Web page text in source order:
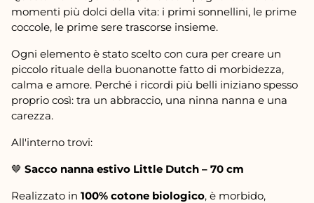
momenti più dolci della vita: i primi sonnellini, le prime
coccole, le prime sere trascorse insieme.
Ogni elemento è stato scelto con cura per creare un
piccolo rituale della buonanotte fatto di morbidezza,
calma e amore. Perché i ricordi più belli iniziano spesso
proprio così: tra un abbraccio, una ninna nanna e una
carezza.
All'interno trovi:
🤎 Sacco nanna estivo Little Dutch – 70 cm
Realizzato in 100% cotone biologico, è morbido,